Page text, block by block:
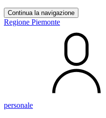
Continua la navigazione
Regione Piemonte
personale